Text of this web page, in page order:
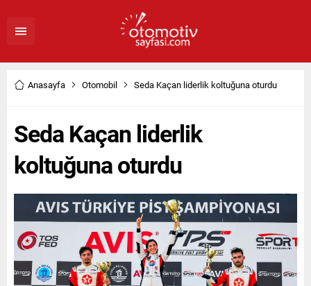
Anasayfa Otomobil Seda Kaçan liderlik koltuğuna oturdu
Seda Kaçan liderlik
koltuğuna oturdu